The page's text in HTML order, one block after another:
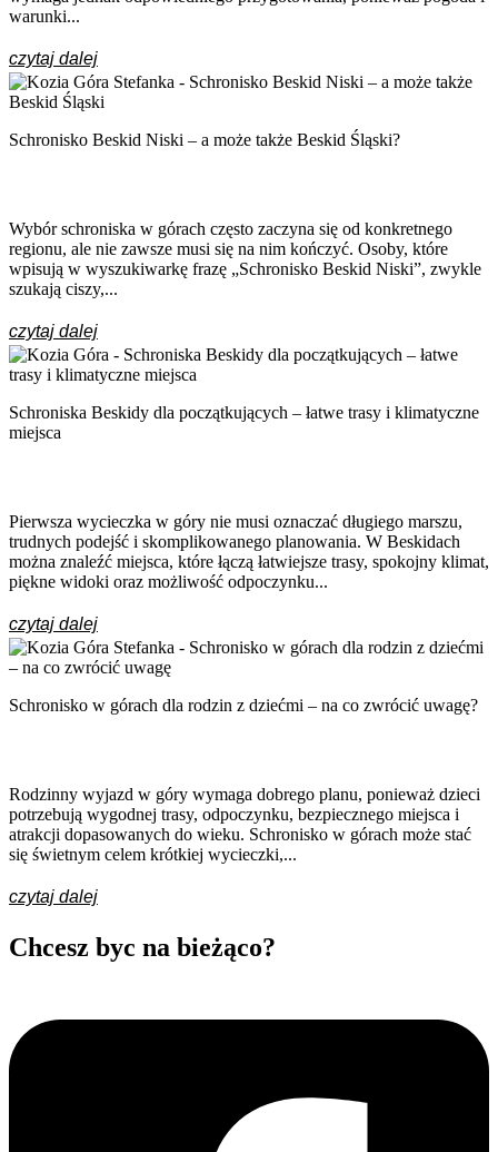
warunki...
czytaj dalej
Schronisko Beskid Niski – a może także Beskid Śląski?
Wybór schroniska w górach często zaczyna się od konkretnego
regionu, ale nie zawsze musi się na nim kończyć. Osoby, które
wpisują w wyszukiwarkę frazę „Schronisko Beskid Niski”, zwykle
szukają ciszy,...
czytaj dalej
Schroniska Beskidy dla początkujących – łatwe trasy i klimatyczne
miejsca
Pierwsza wycieczka w góry nie musi oznaczać długiego marszu,
trudnych podejść i skomplikowanego planowania. W Beskidach
można znaleźć miejsca, które łączą łatwiejsze trasy, spokojny klimat,
piękne widoki oraz możliwość odpoczynku...
czytaj dalej
Schronisko w górach dla rodzin z dziećmi – na co zwrócić uwagę?
Rodzinny wyjazd w góry wymaga dobrego planu, ponieważ dzieci
potrzebują wygodnej trasy, odpoczynku, bezpiecznego miejsca i
atrakcji dopasowanych do wieku. Schronisko w górach może stać
się świetnym celem krótkiej wycieczki,...
czytaj dalej
Chcesz byc na bieżąco?